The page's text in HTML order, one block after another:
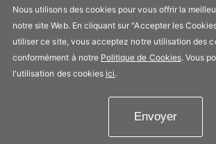
US$4,99
Ajouter au panier
Nous utilisons des cookies pour vous offrir la
notre site Web. En cliquant sur "Accepter les
utiliser ce site, vous acceptez notre utilisation des
conformément à notre Politique de Cookies. Vous
l'utilisation des cookiesici.
Envoyer